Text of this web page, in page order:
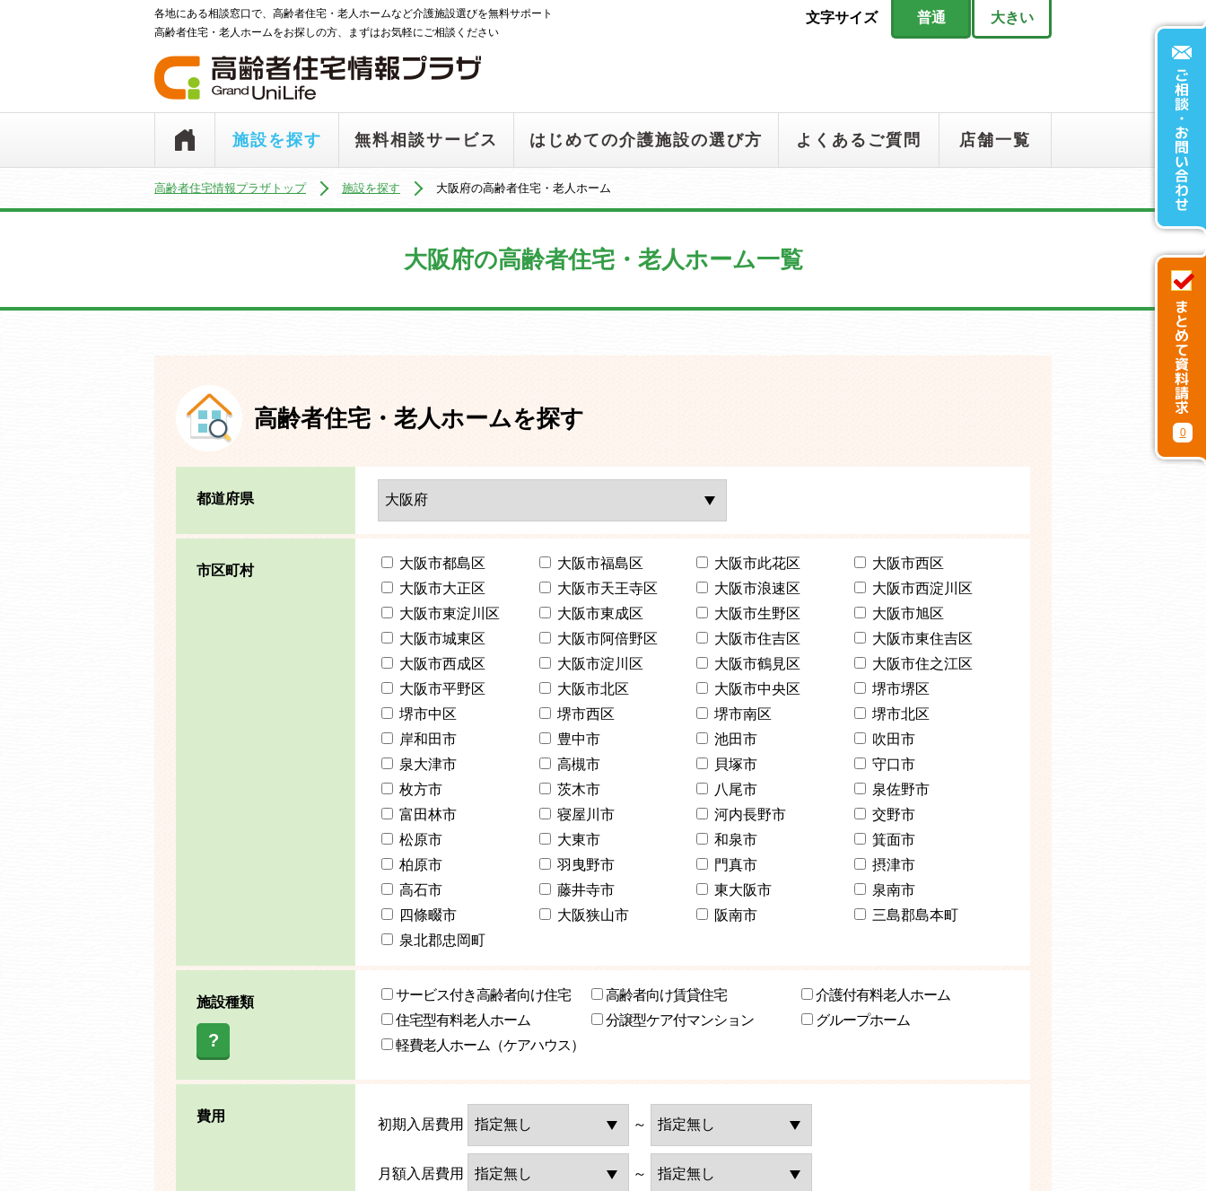
各地にある相談窓口で、高齢者住宅・老人ホームなど介護施設選びを無料サポート
高齢者住宅・老人ホームをお探しの方、まずはお気軽にご相談ください
文字サイズ 普通 大きい
施設を探す 無料相談サービス はじめての介護施設の選び方 よくあるご質問 店舗一覧
高齢者住宅情報プラザトップ 施設を探す 大阪府の高齢者住宅・老人ホーム
大阪府の高齢者住宅・老人ホーム一覧
高齢者住宅・老人ホームを探す
都道府県
市区町村 大阪市都島区 大阪市福島区 大阪市此花区
大阪市西区
大阪市大正区
大阪市天王寺区 大阪市浪速区
大阪市西淀川区
大阪市東淀川区
大阪市東成区 大阪市生野区
大阪市旭区
大阪市城東区
大阪市阿倍野区 大阪市住吉区
大阪市東住吉区
大阪市西成区
大阪市淀川区 大阪市鶴見区
大阪市住之江区
大阪市平野区
大阪市北区 大阪市中央区
堺市堺区
堺市中区
堺市西区 堺市南区
堺市北区
岸和田市
豊中市 池田市
吹田市
泉大津市
高槻市 貝塚市
守口市
枚方市
茨木市 八尾市
泉佐野市
富田林市
寝屋川市 河内長野市
交野市
松原市
大東市 和泉市
箕面市
柏原市
羽曳野市 門真市
摂津市
高石市
藤井寺市 東大阪市
泉南市
四條畷市
大阪狭山市 阪南市
三島郡島本町
泉北郡忠岡町
施設種類
?
サービス付き高齢者向け住宅 高齢者向け賃貸住宅
介護付有料老人ホーム
住宅型有料老人ホーム
分譲型ケア付マンション
グループホーム
軽費老人ホーム（ケアハウス）
費用
初期入居費用 ～
月額入居費用 ～
0